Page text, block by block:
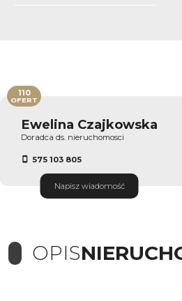
Ewelina Czajkowska
Doradca ds. nieruchomosci
575 103 805
Napisz wiadomość
110
OFERT
OPIS